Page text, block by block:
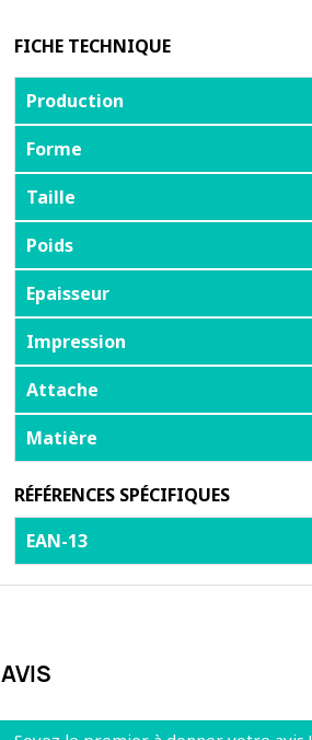
FICHE TECHNIQUE
Production
Forme
Taille
Poids
Epaisseur
Impression
Attache
Matière
RÉFÉRENCES SPÉCIFIQUES
EAN-13
AVIS